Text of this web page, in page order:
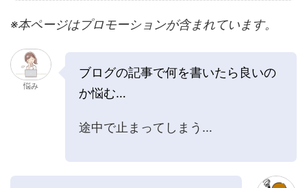
※本ページはプロモーションが含まれています。
悩み
ブログの記事で何を書いたら良いの
か悩む…
途中で止まってしまう…